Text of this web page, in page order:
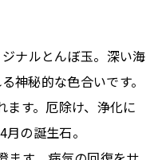
ナルとんぼ玉。深い海
神秘的な色合いです。
ます。厄除け、浄化に
の誕生石。